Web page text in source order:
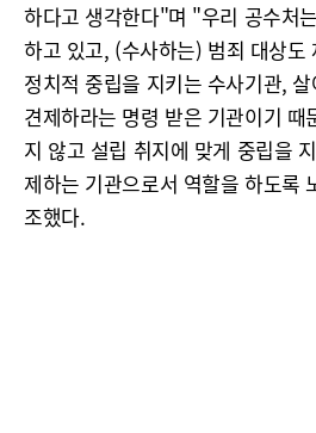
하다고 생각한다"며 "우리 공수처
하고 있고, (수사하는) 범죄 대상도
정치적 중립을 지키는 수사기관,
견제하라는 명령 받은 기관이기 때
지 않고 설립 취지에 맞게 중립을
제하는 기관으로서 역할을 하도록
조했다.